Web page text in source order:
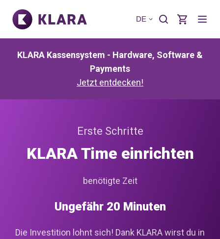
DE
KLARA Kassensystem - Hardware, Software &
Payments
Jetzt entdecken!
Erste Schritte
KLARA Time einrichten
benötigte Zeit
Ungefähr 20 Minuten
Die Investition lohnt sich! Dank KLARA wirst du in